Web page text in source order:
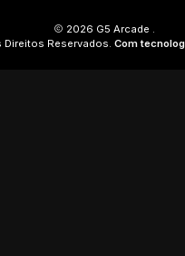
2026 G5 Arcade .
Direitos Reservados. Com